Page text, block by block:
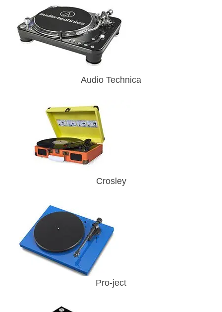
Audio Technica
Crosley
Pro-ject